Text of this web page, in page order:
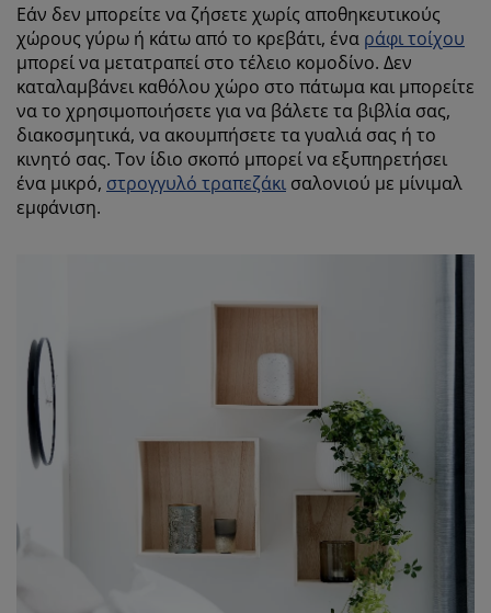
Εάν δεν μπορείτε να ζήσετε χωρίς αποθηκευτικούς
χώρους γύρω ή κάτω από το κρεβάτι, ένα ράφι τοίχου
μπορεί να μετατραπεί στο τέλειο κομοδίνο. Δεν
καταλαμβάνει καθόλου χώρο στο πάτωμα και μπορείτε
να το χρησιμοποιήσετε για να βάλετε τα βιβλία σας,
διακοσμητικά, να ακουμπήσετε τα γυαλιά σας ή το
κινητό σας. Τον ίδιο σκοπό μπορεί να εξυπηρετήσει
ένα μικρό, στρογγυλό τραπεζάκι σαλονιού με μίνιμαλ
εμφάνιση.